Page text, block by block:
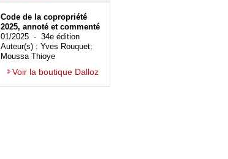
Code de la copropriété
2025, annoté et commenté
01/2025 - 34e édition
Auteur(s) : Yves Rouquet;
Moussa Thioye
Voir la boutique Dalloz